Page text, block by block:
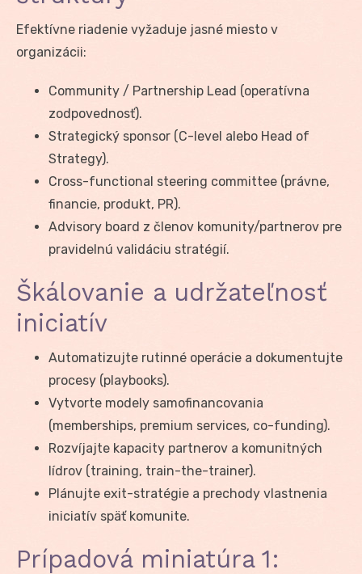
Efektívne riadenie vyžaduje jasné miesto v
organizácii:
Community / Partnership Lead (operatívna
zodpovednosť).
Strategický sponsor (C-level alebo Head of
Strategy).
Cross-functional steering committee (právne,
financie, produkt, PR).
Advisory board z členov komunity/partnerov pre
pravidelnú validáciu stratégií.
Škálovanie a udržateľnosť
iniciatív
Automatizujte rutinné operácie a dokumentujte
procesy (playbooks).
Vytvorte modely samofinancovania
(memberships, premium services, co-funding).
Rozvíjajte kapacity partnerov a komunitných
lídrov (training, train-the-trainer).
Plánujte exit-stratégie a prechody vlastnenia
iniciatív späť komunite.
Prípadová miniatúra 1: